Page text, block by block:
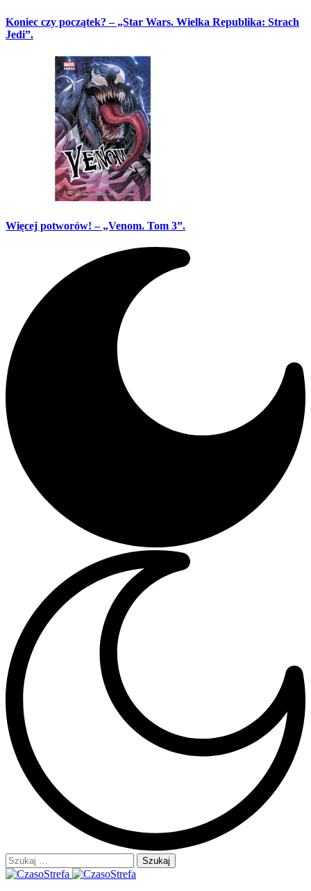
Koniec czy początek? – „Star Wars. Wielka Republika: Strach
Jedi”.
Więcej potworów! – „Venom. Tom 3”.
Szukaj: